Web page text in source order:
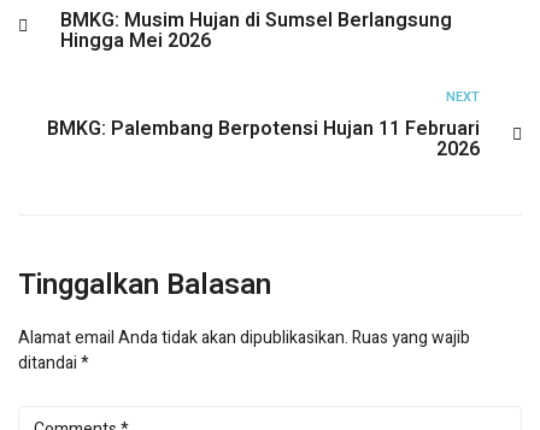
BMKG: Musim Hujan di Sumsel Berlangsung
Hingga Mei 2026
NEXT
BMKG: Palembang Berpotensi Hujan 11 Februari
2026
Tinggalkan Balasan
Alamat email Anda tidak akan dipublikasikan.Ruas yang wajib
ditandai*